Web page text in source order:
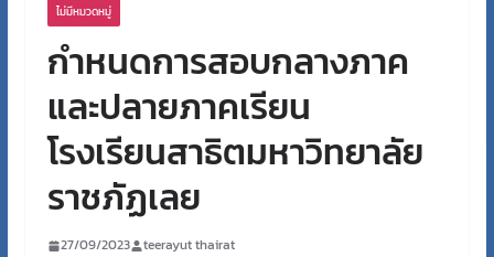
ไม่มีหมวดหมู่
กำหนดการสอบกลางภาค
และปลายภาคเรียน
โรงเรียนสาธิตมหาวิทยาลัย
ราชภัฏเลย
27/09/2023 teerayut thairat